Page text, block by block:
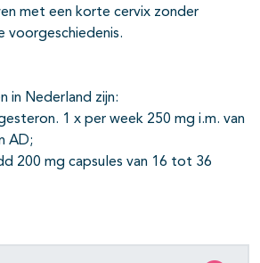
met een korte cervix zonder
voorgeschiedenis.
in Nederland zijn:
1 x per week 250 mg i.m. van
AD;
200 mg capsules van 16 tot 36